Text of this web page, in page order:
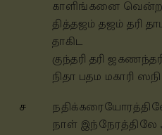
காளிங்கனை
தித்தஜம் தஜம் தரி
தாகிட
குந்தரி தரி
நிதா பதம மகாரி ஸநி
ச
நாள்